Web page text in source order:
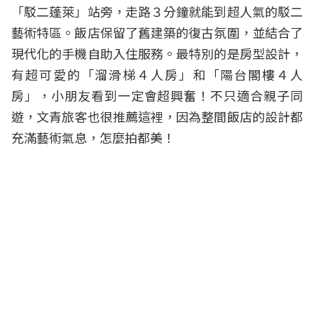
「駁二蓬萊」站旁，走路３分鐘就能到超人氣的駁二
藝術特區。飯店保留了舊建築的復古氛圍，並結合了
現代化的手機自助入住服務。最特別的是房型設計，
有超可愛的「溜滑梯４人房」和「陽台閣樓４人
房」，小朋友看到一定會超興奮！不只適合親子同
遊，文青旅客也很推薦這裡，因為整間飯店的設計都
充滿藝術氣息，怎麼拍都美！